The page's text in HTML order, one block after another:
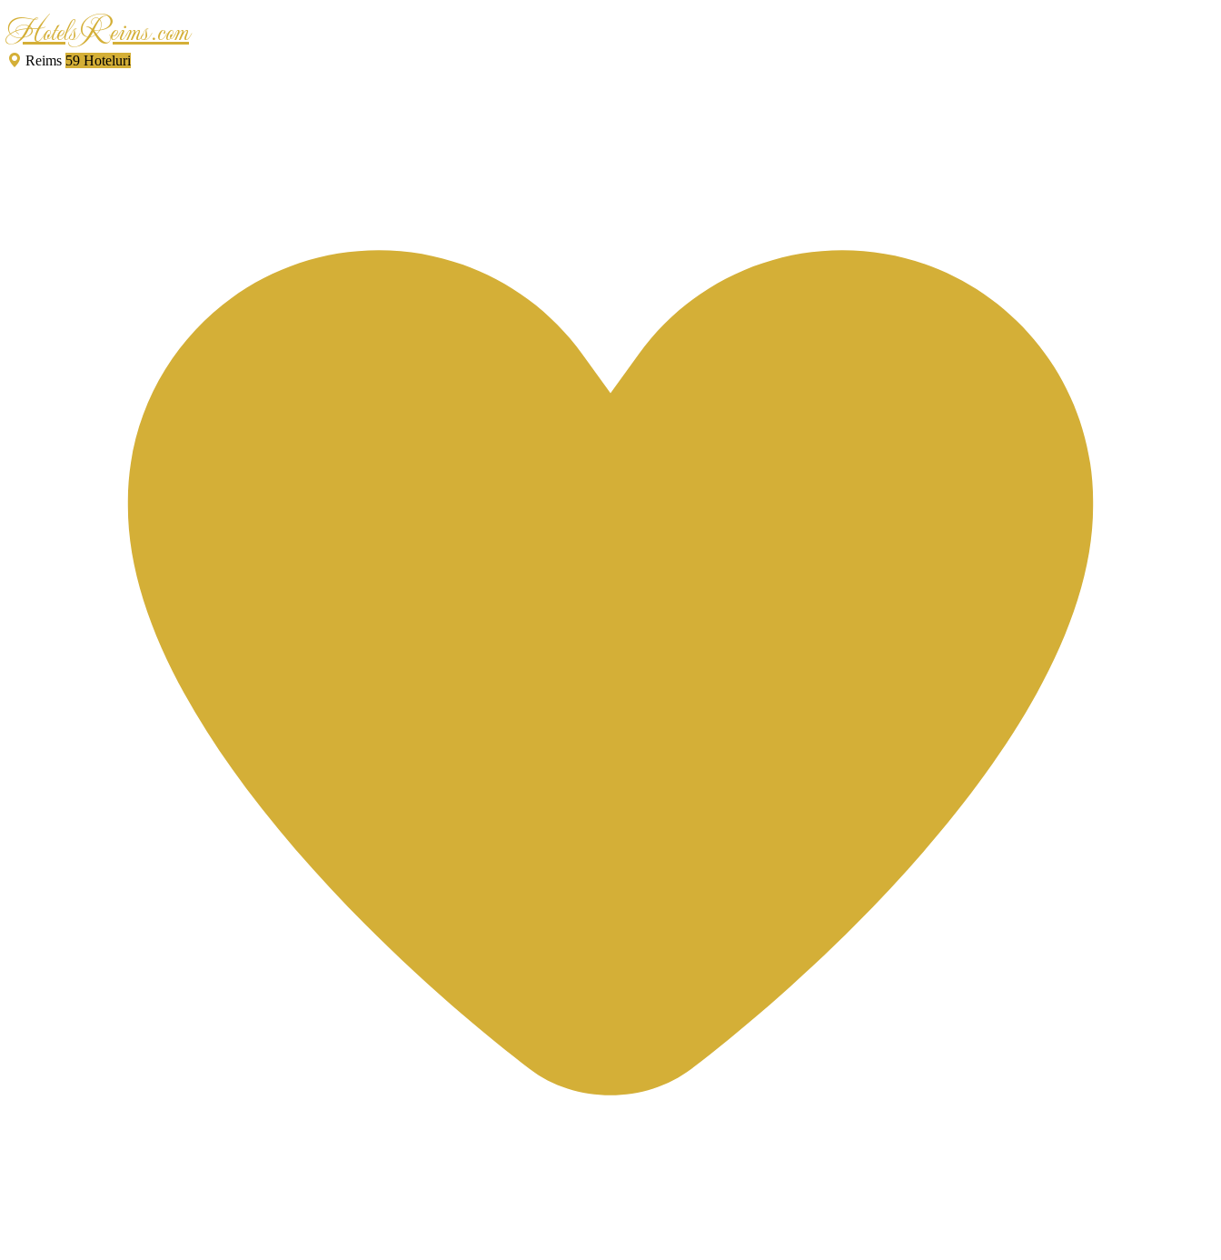
HotelsReims.com
Reims 59 Hoteluri